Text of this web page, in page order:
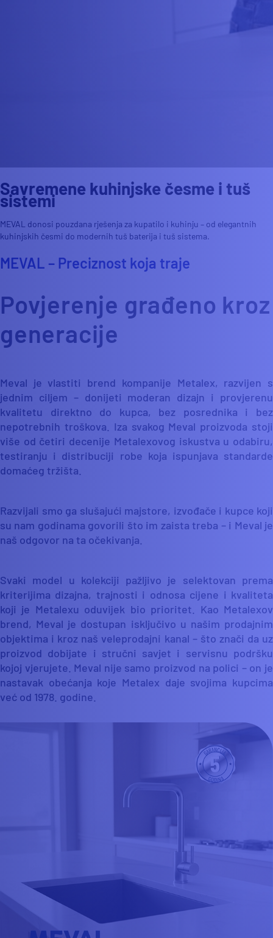
Savremene kuhinjske česme i tuš
sistemi
MEVAL donosi pouzdana rješenja za kupatilo i kuhinju – od elegantnih
kuhinjskih česmi do modernih tuš baterija i tuš sistema.
MEVAL – Preciznost koja traje
Povjerenje građeno kroz
generacije
Meval je vlastiti brend kompanije Metalex, razvijen s
jednim ciljem – donijeti moderan dizajn i provjerenu
kvalitetu direktno do kupca, bez posrednika i bez
nepotrebnih troškova. Iza svakog Meval proizvoda stoji
više od četiri decenije Metalexovog iskustva u odabiru,
testiranju i distribuciji robe koja ispunjava standarde
domaćeg tržišta.
Razvijali smo ga slušajući majstore, izvođače i kupce koji
su nam godinama govorili što im zaista treba – i Meval je
naš odgovor na ta očekivanja.
Svaki model u kolekciji pažljivo je selektovan prema
kriterijima dizajna, trajnosti i odnosa cijene i kvaliteta
koji je Metalexu oduvijek bio prioritet. Kao Metalexov
brend, Meval je dostupan isključivo u našim prodajnim
objektima i kroz naš veleprodajni kanal – što znači da uz
proizvod dobijate i stručni savjet i servisnu podršku
kojoj vjerujete. Meval nije samo proizvod na polici – on je
nastavak obećanja koje Metalex daje svojima kupcima
već od 1978. godine.